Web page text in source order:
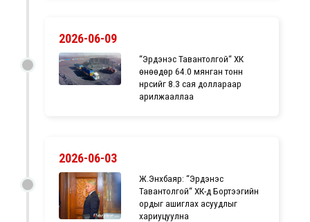
2026-06-09
“Эрдэнэс Тавантолгой“ ХК
өнөөдөр 64.0 мянган тонн
нүүрсийг 8.3 сая доллараар
арилжааллаа
2026-06-03
Ж.Энхбаяр: “Эрдэнэс
Тавантолгой“ ХК-д Бортээгийн
ордыг ашиглах асуудлыг
хариуцуулна